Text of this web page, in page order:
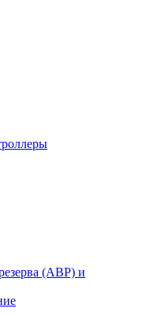
(АВР) и